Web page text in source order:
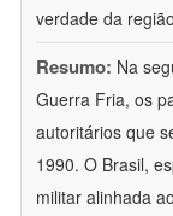
verdade da
Resumo: Na
Guerra Fria, os
autoritários que
1990. O Brasil,
militar alinhada